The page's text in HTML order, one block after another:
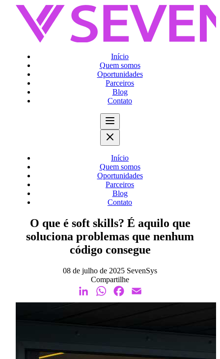
Início
Quem somos
Oportunidades
Parceiros
Blog
Contato
Início
Quem somos
Oportunidades
Parceiros
Blog
Contato
O que é soft skills? É aquilo que
soluciona problemas que nenhum
código consegue
08 de julho de 2025 SevenSys
Compartilhe
LinkedInWhatsAppFacebook